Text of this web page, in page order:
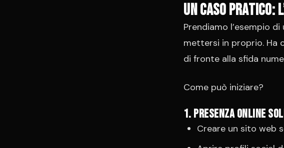
Un caso
Prendiamo l’esempio
mettersi in proprio. Ha
di fronte alla sfida
Come può iniziare?
1. Presenza online
Creare un sito web